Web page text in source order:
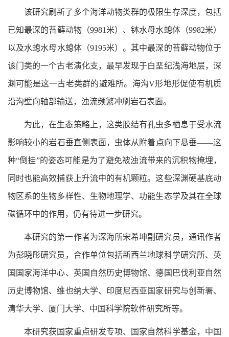
该研究刷新了多个海洋动物类群的极限生存深度，包括
已知最深的苔藓动物（9981米）、钵水母水螅体（9982米）
以及水螅水母水螅体（9195米）。其中最深的苔藓动物位于
该门类的一个古老演化支，最早发现于白垩纪浅海地层，深
渊可能是这一古老类群的避难所。海沟V形地形促使有机质
沿沟壁向轴部输送，浊流频繁冲刷岩石表面。
为此，在生态策略上，这类胶结有孔虫多栖息于受水流
影响较小的岩石垂直侧表面，虫体从附着点向下悬垂——这
种“倒挂”的姿态可能是为了避免被浊流带来的沉积物掩埋，
同时也能高效捕获上升流中的有机颗粒。这些深渊硬基底动
物区系的生物多样性、生物地理学、功能生态学及其在全球
碳循环中的作用，仍有待进一步研究。
本研究的第一作者为深海所宋希坤副研究员，通讯作者
为彭晓彤研究员，合作单位包括新西兰地球科学研究所、英
国国家海洋中心、英国自然历史博物馆、德国巴伐利亚自然
历史博物馆、维也纳大学、印度尼西亚国家研究与创新署、
清华大学、厦门大学、中国科学院软件研究所等。
本研究获国家重点研发专项、国家自然科学基金，中国